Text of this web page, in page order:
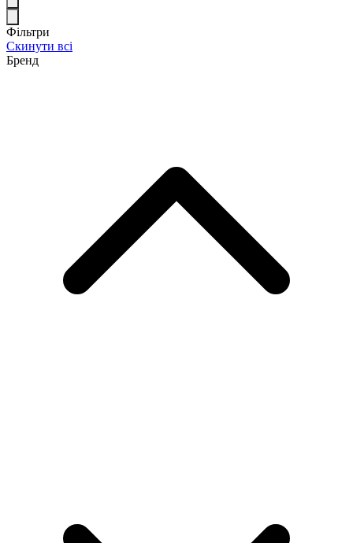
Фільтри
Скинути всі
Бренд